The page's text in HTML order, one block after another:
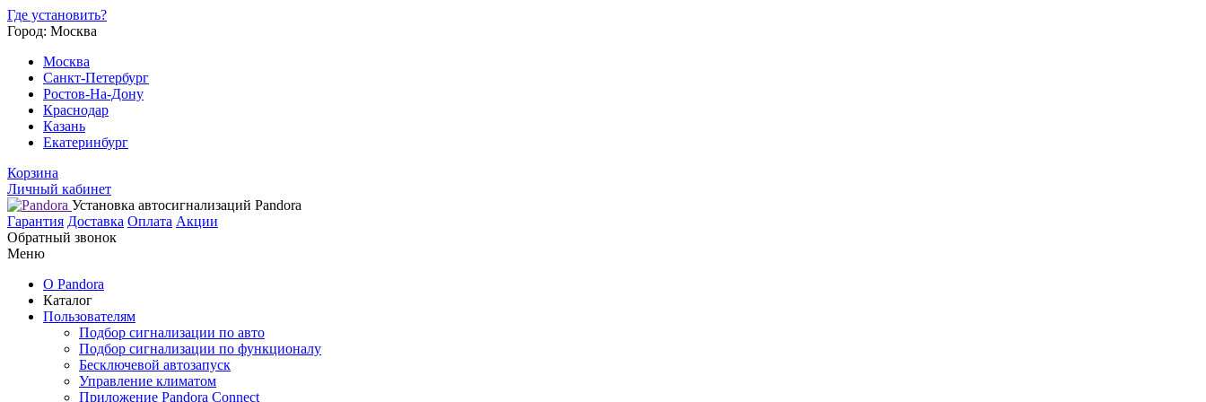
Где установить?
Город: Москва
Москва
Санкт-Петербург
Ростов-На-Дону
Краснодар
Казань
Екатеринбург
Корзина
Личный кабинет
Установка автосигнализаций Pandora
Гарантия Доставка Оплата Акции
Обратный звонок
Меню
О Pandora
Каталог
Пользователям
Подбор сигнализации по авто
Подбор сигнализации по функционалу
Бесключевой автозапуск
Управление климатом
Приложение Pandora Connect